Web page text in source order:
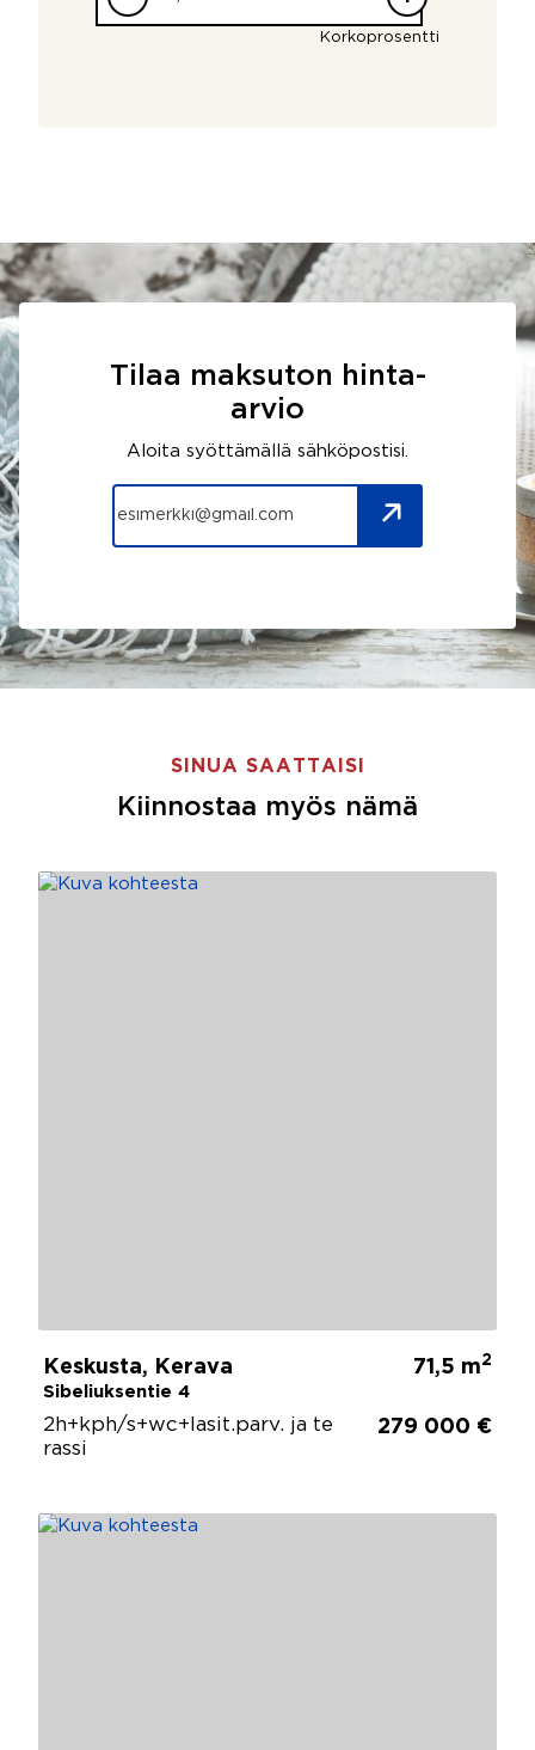
Korkoprosentti
Tilaa maksuton hinta-
arvio
Aloita syöttämällä sähköpostisi.
SINUA SAATTAISI
Kiinnostaa myös nämä
Keskusta, Kerava
Sibeliuksentie 4
71,5 m2
2h+kph/s+wc+lasit.parv. ja te
rassi
279 000 €